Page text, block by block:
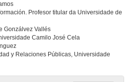
Profesor titular da Universidade de
Gonzálvez Vallés
Camilo José Cela
y Relaciones Públicas, Universidade
Protocolo e protocolos dun medio local
Da prescrición de bloggers ás pop up e flagship stores